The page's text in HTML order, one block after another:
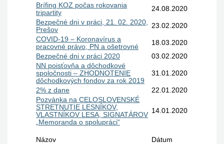
Brífing KOZ počas rokovania
tripartity
24.08.2020
Bezpečné dni v práci, 21. 02. 2020,
Prešov
23.02.2020
COVID-19 – Koronavírus a
pracovné právo, PN a ošetrovné
18.03.2020
Bezpečné dni v práci 2020
03.02.2020
NN poisťovňa a dôchodkové
spoločnosti – ZHODNOTENIE
dôchodkových fondov za rok 2019
31.01.2020
2% z dane
22.01.2020
Pozvánka na CELOSLOVENSKÉ
STRETNUTIE LESNÍKOV,
VLASTNÍKOV LESA, SIGNATÁROV
„Memoranda o spolupráci“
14.01.2020
Názov
Dátum